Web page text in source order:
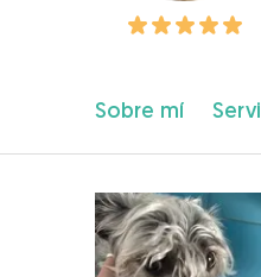
Sobre mí